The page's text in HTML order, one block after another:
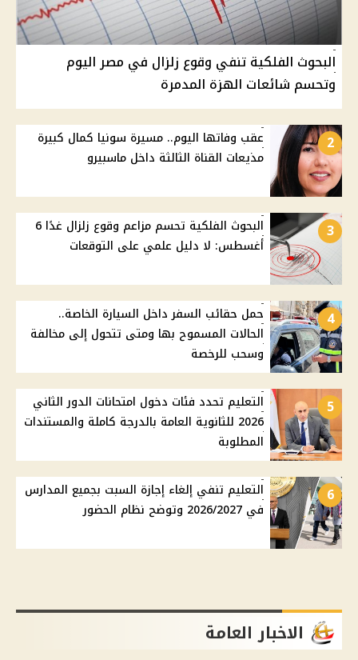
البحوث الفلكية تنفي وقوع زلزال في مصر اليوم
وتحسم شائعات الهزة المدمرة
2
عقب وفاتها اليوم.. مسيرة سونيا كمال كبيرة
مذيعات القناة الثالثة داخل ماسبيرو
3
البحوث الفلكية تحسم مزاعم وقوع زلزال غدًا 6
أغسطس: لا دليل علمي على التوقعات
4
حمل حقائب السفر داخل السيارة الخاصة..
الحالات المسموح بها ومتى تتحول إلى مخالفة
وسحب للرخصة
5
التعليم تحدد فئات دخول امتحانات الدور الثاني
2026 للثانوية العامة بالدرجة كاملة والمستندات
المطلوبة
6
التعليم تنفي إلغاء إجازة السبت بجميع المدارس
في 2026/2027 وتوضح نظام الحضور
الاخبار العامة